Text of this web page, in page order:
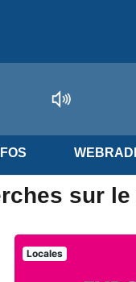
sur
Locales